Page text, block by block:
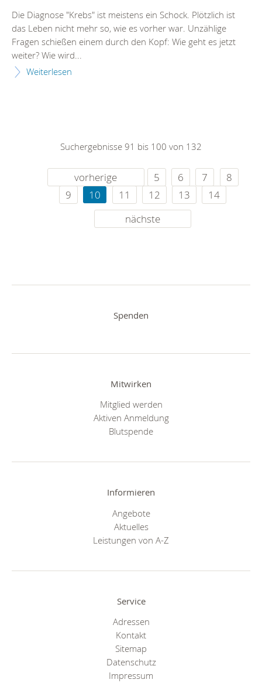
Die Diagnose "Krebs" ist meistens ein Schock. Plötzlich ist
das Leben nicht mehr so, wie es vorher war. Unzählige
Fragen schießen einem durch den Kopf: Wie geht es jetzt
weiter? Wie wird...
Weiterlesen
Suchergebnisse 91 bis 100 von 132
vorherige 5 6 7
8
9
10 11 12 13
14
nächste
Spenden
Mitwirken
Mitglied werden
Aktiven Anmeldung
Blutspende
Informieren
Angebote
Aktuelles
Leistungen von A-Z
Service
Adressen
Kontakt
Sitemap
Datenschutz
Impressum